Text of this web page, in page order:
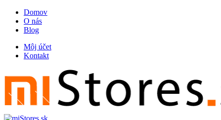
Skip
navigation
Skip
content
Domov
O nás
Blog
Môj účet
Kontakt